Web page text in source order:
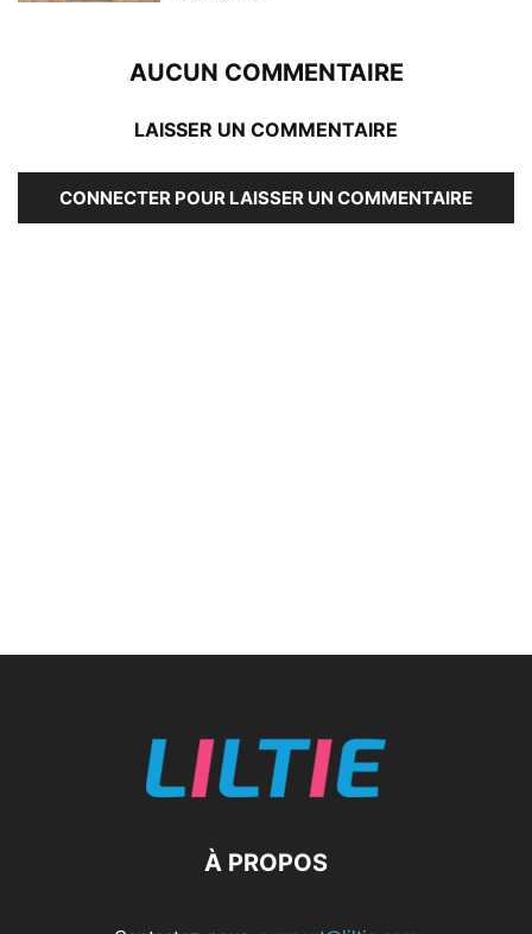
AUCUN COMMENTAIRE
LAISSER UN COMMENTAIRE
CONNECTER POUR LAISSER UN COMMENTAIRE
À PROPOS